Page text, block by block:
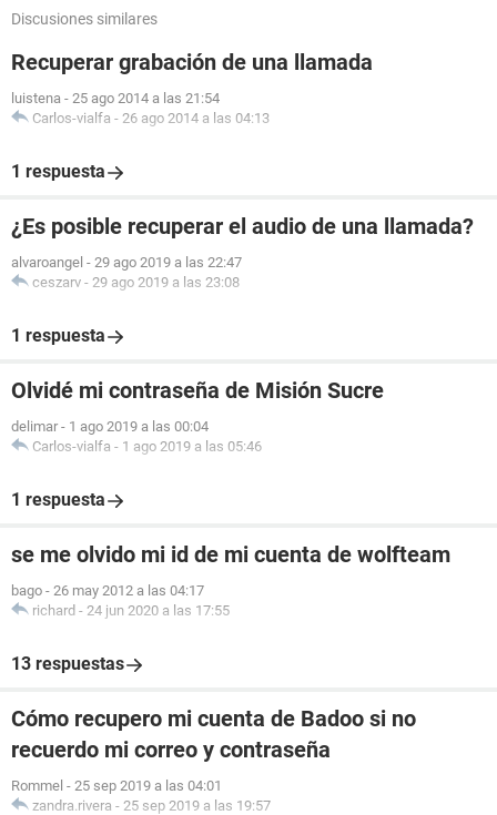
Discusiones similares
Recuperar grabación de una llamada
luistena - 25 ago 2014 a las 21:54
Carlos-vialfa - 26 ago 2014 a las 04:13
1 respuesta
¿Es posible recuperar el audio de una llamada?
alvaroangel - 29 ago 2019 a las 22:47
ceszarv - 29 ago 2019 a las 23:08
1 respuesta
Olvidé mi contraseña de Misión Sucre
delimar - 1 ago 2019 a las 00:04
Carlos-vialfa - 1 ago 2019 a las 05:46
1 respuesta
se me olvido mi id de mi cuenta de wolfteam
bago - 26 may 2012 a las 04:17
richard - 24 jun 2020 a las 17:55
13 respuestas
Cómo recupero mi cuenta de Badoo si no
recuerdo mi correo y contraseña
Rommel - 25 sep 2019 a las 04:01
zandra.rivera - 25 sep 2019 a las 19:57